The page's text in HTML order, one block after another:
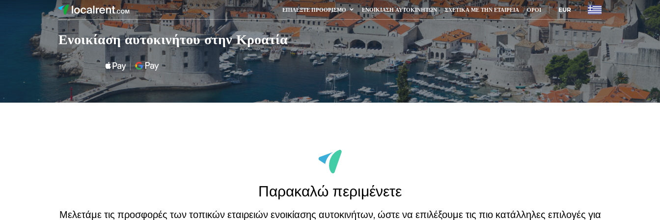
ΕΠΙΛΈΞΤΕ ΠΡΟΟΡΙΣΜΌ ΕΝΟΙΚΊΑΣΗ ΑΥΤΟΚΙΝΉΤΩΝ ΣΧΕΤΙΚΆ ΜΕ ΤΗΝ ΕΤΑΙΡΕΊΑ ΌΡΟΙ EUR
Ενοικίαση αυτοκινήτου στην Κροατία
Παρακαλώ περιμένετε
Μελετάμε τις προσφορές των τοπικών εταιρειών ενοικίασης αυτοκινήτων, ώστε να επιλέξουμε τις πιο κατάλληλες επιλογές για